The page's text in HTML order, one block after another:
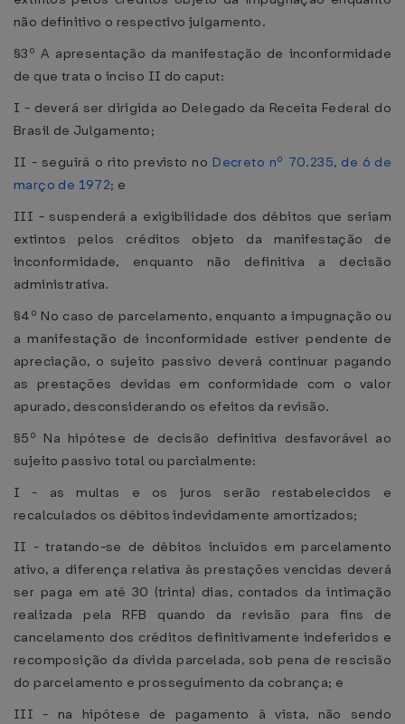
não definitivo o respectivo julgamento.
§3º A apresentação da manifestação de inconformidade
de que trata o inciso II do caput:
I - deverá ser dirigida ao Delegado da Receita Federal do
Brasil de Julgamento;
II - seguirá o rito previsto no Decreto nº 70.235, de 6 de
março de 1972; e
III - suspenderá a exigibilidade dos débitos que seriam
extintos pelos créditos objeto da manifestação de
inconformidade, enquanto não definitiva a decisão
administrativa.
§4º No caso de parcelamento, enquanto a impugnação ou
a manifestação de inconformidade estiver pendente de
apreciação, o sujeito passivo deverá continuar pagando
as prestações devidas em conformidade com o valor
apurado, desconsiderando os efeitos da revisão.
§5º Na hipótese de decisão definitiva desfavorável ao
sujeito passivo total ou parcialmente:
I - as multas e os juros serão restabelecidos e
recalculados os débitos indevidamente amortizados;
II - tratando-se de débitos incluídos em parcelamento
ativo, a diferença relativa às prestações vencidas deverá
ser paga em até 30 (trinta) dias, contados da intimação
realizada pela RFB quando da revisão para fins de
cancelamento dos créditos definitivamente indeferidos e
recomposição da dívida parcelada, sob pena de rescisão
do parcelamento e prosseguimento da cobrança; e
III - na hipótese de pagamento à vista, não sendo